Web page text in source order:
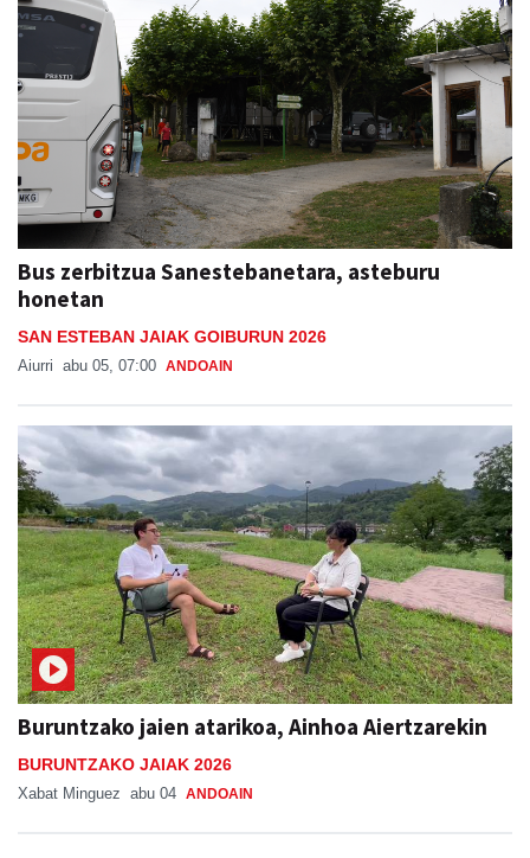
Bus zerbitzua Sanestebanetara, asteburu
honetan
SAN ESTEBAN JAIAK GOIBURUN 2026
Aiurri abu 05, 07:00 ANDOAIN
Buruntzako jaien atarikoa, Ainhoa Aiertzarekin
BURUNTZAKO JAIAK 2026
Xabat Minguez abu 04 ANDOAIN